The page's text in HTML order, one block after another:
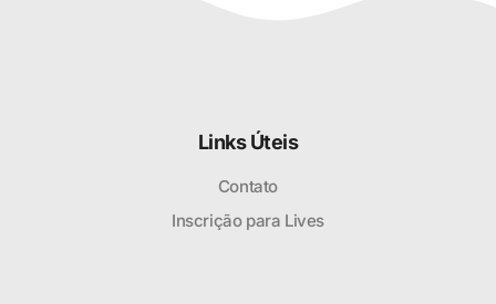
Links Úteis
Contato
Inscrição para Lives